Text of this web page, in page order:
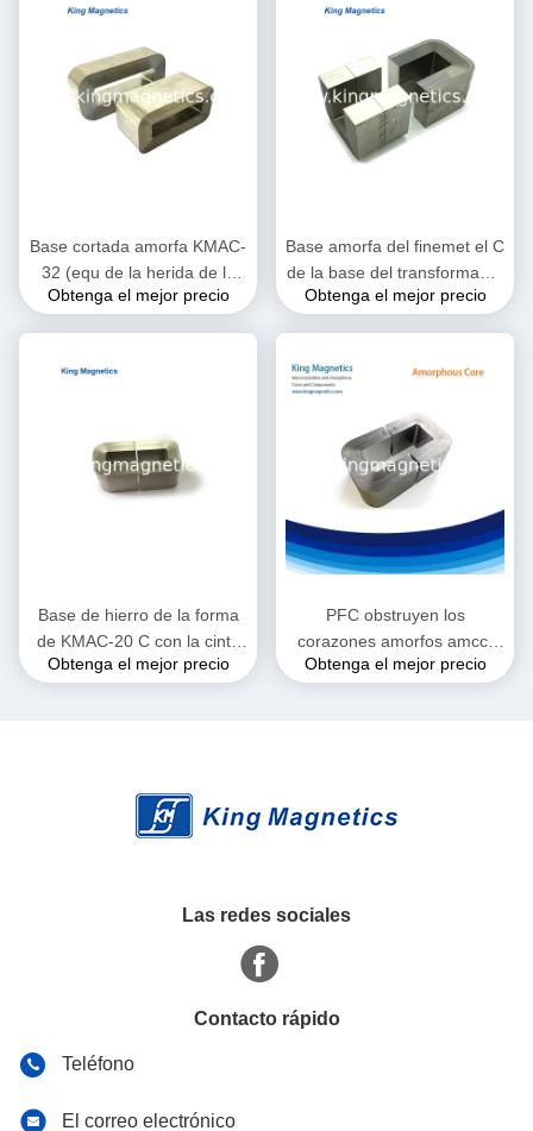
Base cortada amorfa KMAC-
32 (equ de la herida de la
cinta de KMAC-32 Metglas.
Obtenga el mejor precio
Base amorfa del finemet el C
de la base del transformador
del alto rendimiento KMAC-
Obtenga el mejor precio
Base de hierro de la forma
de KMAC-20 C con la cinta
amorfa para el reactor actual
Obtenga el mejor precio
PFC obstruyen los
corazones amorfos amcc-
100 de los metglas c
Obtenga el mejor precio
Las redes sociales
Contacto rápido
Teléfono
El correo electrónico